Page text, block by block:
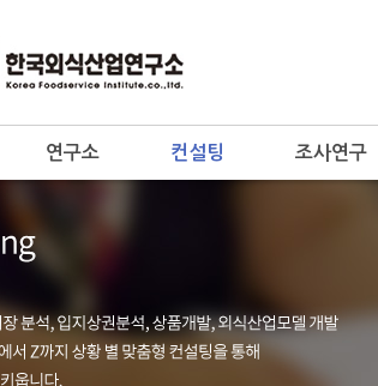
연구소 컨설팅 조사연구